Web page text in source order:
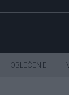
OBLEČENIE